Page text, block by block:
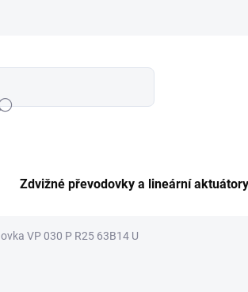
Zdvižné převodovky a lineární aktuátory
VP 030 P R25 63B14 U